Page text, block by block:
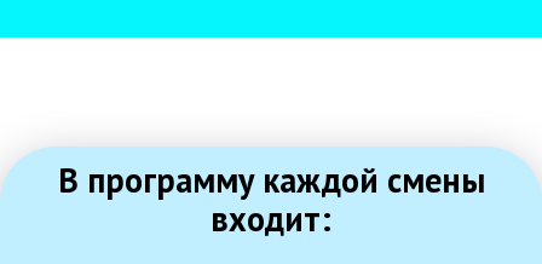
В программу каждой смены
входит: